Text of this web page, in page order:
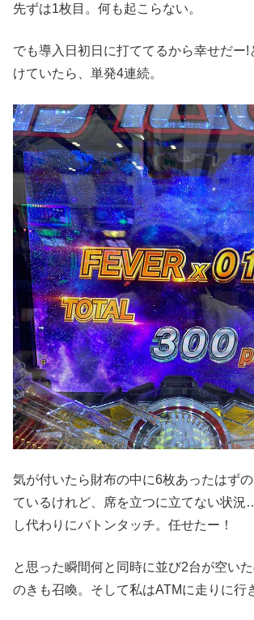
先ずは1枚目。何も起こらない。
でも導入日初日に打ててるから幸せだー!
けていたら、単発4連続。
気が付いたら財布の中に6枚あったはず
ているけれど、席を立つに立てない状
し代わりにバトンタッチ。任せたー！
と思った瞬間何と同時に並び2台が空い
のきも召喚。そして私はATMに走りに行